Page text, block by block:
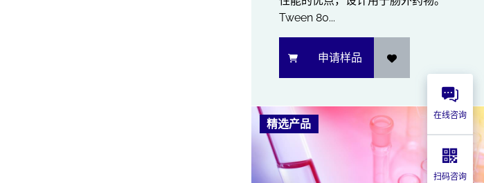
Tween 80...
申请样品
精选产品
在线咨询
扫码咨询